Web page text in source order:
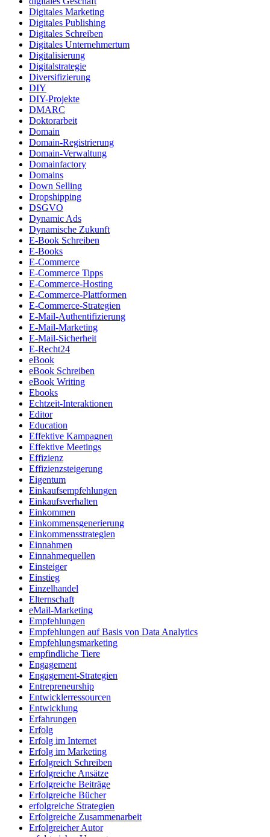
Digitales Marketing
Digitales Publishing
Digitales Schreiben
Digitales Unternehmertum
Digitalisierung
Digitalstrategie
Diversifizierung
DIY
DIY-Projekte
DMARC
Doktorarbeit
Domain
Domain-Registrierung
Domain-Verwaltung
Domainfactory
Domains
Down Selling
Dropshipping
DSGVO
Dynamic Ads
Dynamische Zukunft
E-Book Schreiben
E-Books
E-Commerce
E-Commerce Tipps
E-Commerce-Hosting
E-Commerce-Plattformen
E-Commerce-Strategien
E-Mail-Authentifizierung
E-Mail-Marketing
E-Mail-Sicherheit
E-Recht24
eBook
eBook Schreiben
eBook Writing
Ebooks
Echtzeit-Interaktionen
Editor
Education
Effektive Kampagnen
Effektive Meetings
Effizienz
Effizienzsteigerung
Eigentum
Einkaufsempfehlungen
Einkaufsverhalten
Einkommen
Einkommensgenerierung
Einkommensstrategien
Einnahmen
Einnahmequellen
Einsteiger
Einstieg
Einzelhandel
Elternschaft
eMail-Marketing
Empfehlungen
Empfehlungen auf Basis von Data Analytics
Empfehlungsmarketing
empfindliche Tiere
Engagement
Engagement-Strategien
Entrepreneurship
Entwicklerressourcen
Entwicklung
Erfahrungen
Erfolg
Erfolg im Internet
Erfolg im Marketing
Erfolgreich Schreiben
Erfolgreiche Ansätze
Erfolgreiche Beiträge
Erfolgreiche Bücher
erfolgreiche Strategien
Erfolgreiche Zusammenarbeit
Erfolgreicher Autor